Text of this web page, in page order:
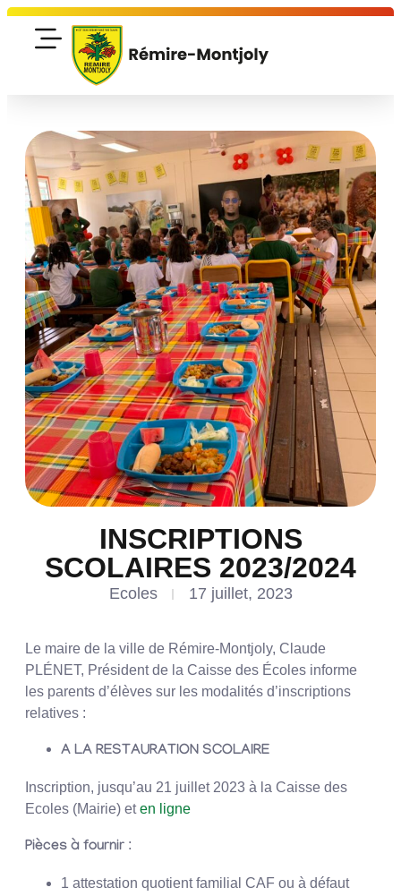
INSCRIPTIONS
SCOLAIRES 2023/2024
Ecoles 17 juillet, 2023
Le maire de la ville de Rémire-Montjoly, Claude
PLÉNET, Président de la Caisse des Écoles informe
les parents d’élèves sur les modalités d’inscriptions
relatives :
A LA RESTAURATION SCOLAIRE
Inscription, jusqu’au 21 juillet 2023 à la Caisse des
Ecoles (Mairie) eten ligne
Pièces à fournir :
1 attestation quotient familial CAF ou à défaut